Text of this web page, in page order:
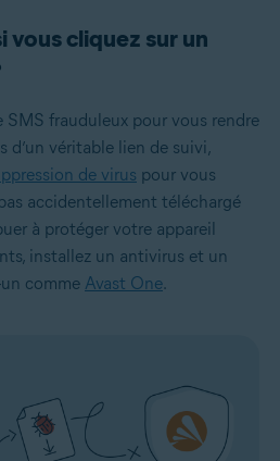
vous cliquez sur un
SMS frauduleux pour vous rendre
d’un véritable lien de suivi,
de virus pour vous
accidentellement téléchargé
à protéger votre appareil
installez un antivirus et un
comme Avast One.